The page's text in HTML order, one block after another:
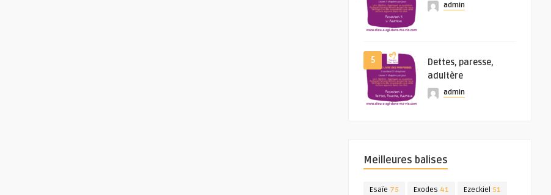
admin
5
Dettes, paresse,
adultère
admin
Meilleures balises
Esaïe 75 Exodes 41 Ezeckiel 51